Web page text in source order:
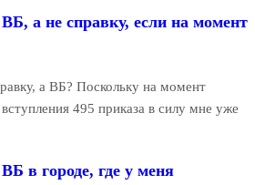
а не справку, если на момент
а ВБ? Поскольку на момент
495 приказа в силу мне уже
в городе, где у меня